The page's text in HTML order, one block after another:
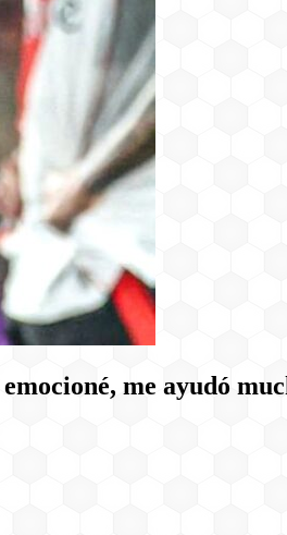
me ayudó